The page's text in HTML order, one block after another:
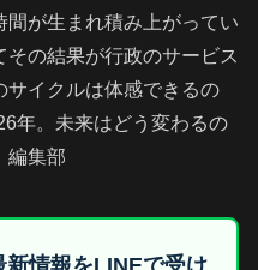
が生まれ積み上がってい
の結果が行政のサービス
イクルは体感できるの
年。未来はどう変わるの
集部
情報をLINEで受け